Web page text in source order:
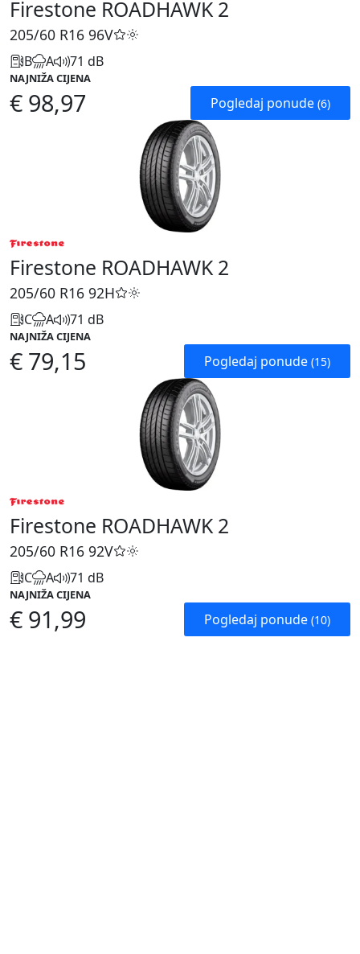
Firestone ROADHAWK 2
205/60 R16 96V
B A 71 dB
NAJNIŽA CIJENA
€ 98,97 Pogledaj ponude (6)
Firestone ROADHAWK 2
205/60 R16 92H
C A 71 dB
NAJNIŽA CIJENA
€ 79,15 Pogledaj ponude (15)
Firestone ROADHAWK 2
205/60 R16 92V
C A 71 dB
NAJNIŽA CIJENA
€ 91,99 Pogledaj ponude (10)